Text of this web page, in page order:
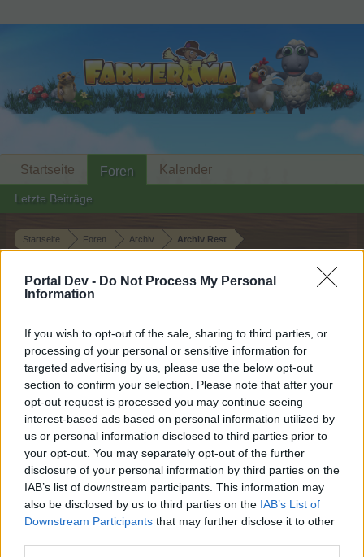
Portal Dev - Do Not Process My Personal
Information
If you wish to opt-out of the sale, sharing to third parties, or
processing of your personal or sensitive information for
targeted advertising by us, please use the below opt-out
section to confirm your selection. Please note that after your
opt-out request is processed you may continue seeing
interest-based ads based on personal information utilized by
us or personal information disclosed to third parties prior to
your opt-out. You may separately opt-out of the further
disclosure of your personal information by third parties on the
IAB’s list of downstream participants. This information may
also be disclosed by us to third parties on the IAB’s List of
Downstream Participants that may further disclose it to other
Startseite Foren Archiv Archiv Rest
Schnellbedüngung
Liebe(r) Forum-Leser/in,
wenn Du in diesem Forum aktiv an den
Gesprächen teilnehmen oder eigene Themen
starten möchtest, musst Du Dich bitte zunächst
im Spiel einloggen. Falls Du noch keinen
Spielaccount besitzt, bitte registriere Dich neu.
Wir freuen uns auf Deinen nächsten Besuch in
unserem Forum! „Zum Spiel“
Lebende Forenlegende
Startseite Foren
Letzte Beiträge
Kalender